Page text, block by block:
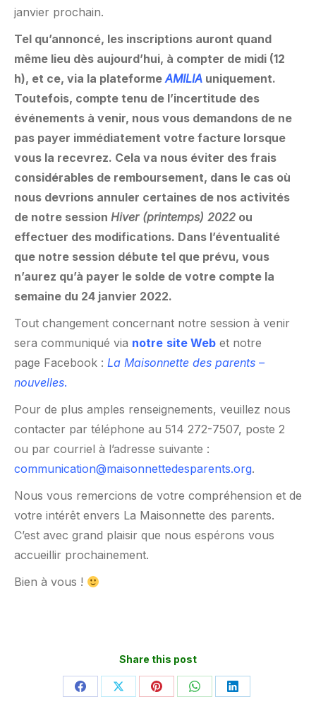
janvier prochain.
Tel qu’annoncé, les inscriptions auront quand
même lieu dès aujourd’hui, à compter de midi (12
h), et ce, via la plateformeAMILIA uniquement.
Toutefois, compte tenu de l’incertitude des
événements à venir, nous vous demandons de ne
pas payer immédiatement votre facture lorsque
vous la recevrez. Cela va nous éviter des frais
considérables de remboursement, dans le cas où
nous devrions annuler certaines de nos activités
de notre session Hiver (printemps) 2022 ou
effectuer des modifications. Dans l’éventualité
que notre session débute tel que prévu, vous
n’aurez qu’à payer le solde de votre compte la
semaine du 24 janvier 2022.
Tout changement concernant notre session à venir
sera communiqué via notre site Web et notre
page Facebook : La Maisonnette des parents –
nouvelles.
Pour de plus amples renseignements, veuillez nous
contacter par téléphone au 514 272-7507, poste 2
ou par courriel à l’adresse suivante :
communication@maisonnettedesparents.org.
Nous vous remercions de votre compréhension et de
votre intérêt envers La Maisonnette des parents.
C’est avec grand plaisir que nous espérons vous
accueillir prochainement.
Bien à vous !
Share this post
PartagerPartagerPartagerPartagerPartager